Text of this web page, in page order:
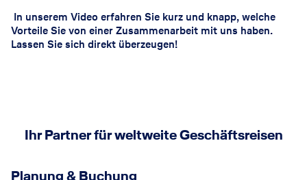
In unserem Video erfahren Sie kurz und knapp, welche
Vorteile Sie von einer Zusammenarbeit mit uns haben.
Lassen Sie sich direkt überzeugen!
Ihr Partner für weltweite Geschäftsreisen
Planung & Buchung